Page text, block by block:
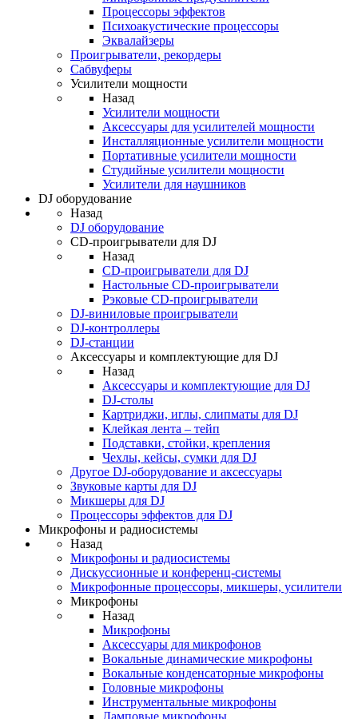
Процессоры эффектов
Психоакустические процессоры
Эквалайзеры
Проигрыватели, рекордеры
Сабвуферы
Усилители мощности
Назад
Усилители мощности
Аксессуары для усилителей мощности
Инсталляционные усилители мощности
Портативные усилители мощности
Студийные усилители мощности
Усилители для наушников
DJ оборудование
Назад
DJ оборудование
CD-проигрыватели для DJ
Назад
CD-проигрыватели для DJ
Настольные CD-проигрыватели
Рэковые CD-проигрыватели
DJ-виниловые проигрыватели
DJ-контроллеры
DJ-станции
Аксессуары и комплектующие для DJ
Назад
Аксессуары и комплектующие для DJ
DJ-столы
Картриджи, иглы, слипматы для DJ
Клейкая лента – тейп
Подставки, стойки, крепления
Чехлы, кейсы, сумки для DJ
Другое DJ-оборудование и аксессуары
Звуковые карты для DJ
Микшеры для DJ
Процессоры эффектов для DJ
Микрофоны и радиосистемы
Назад
Микрофоны и радиосистемы
Дискуссионные и конференц-системы
Микрофонные процессоры, микшеры, усилители
Микрофоны
Назад
Микрофоны
Аксессуары для микрофонов
Вокальные динамические микрофоны
Вокальные конденсаторные микрофоны
Головные микрофоны
Инструментальные микрофоны
Ламповые микрофоны